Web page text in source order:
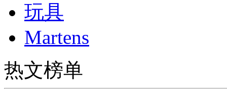
玩具
Martens
热文榜单